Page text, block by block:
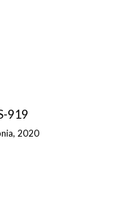
919
2020